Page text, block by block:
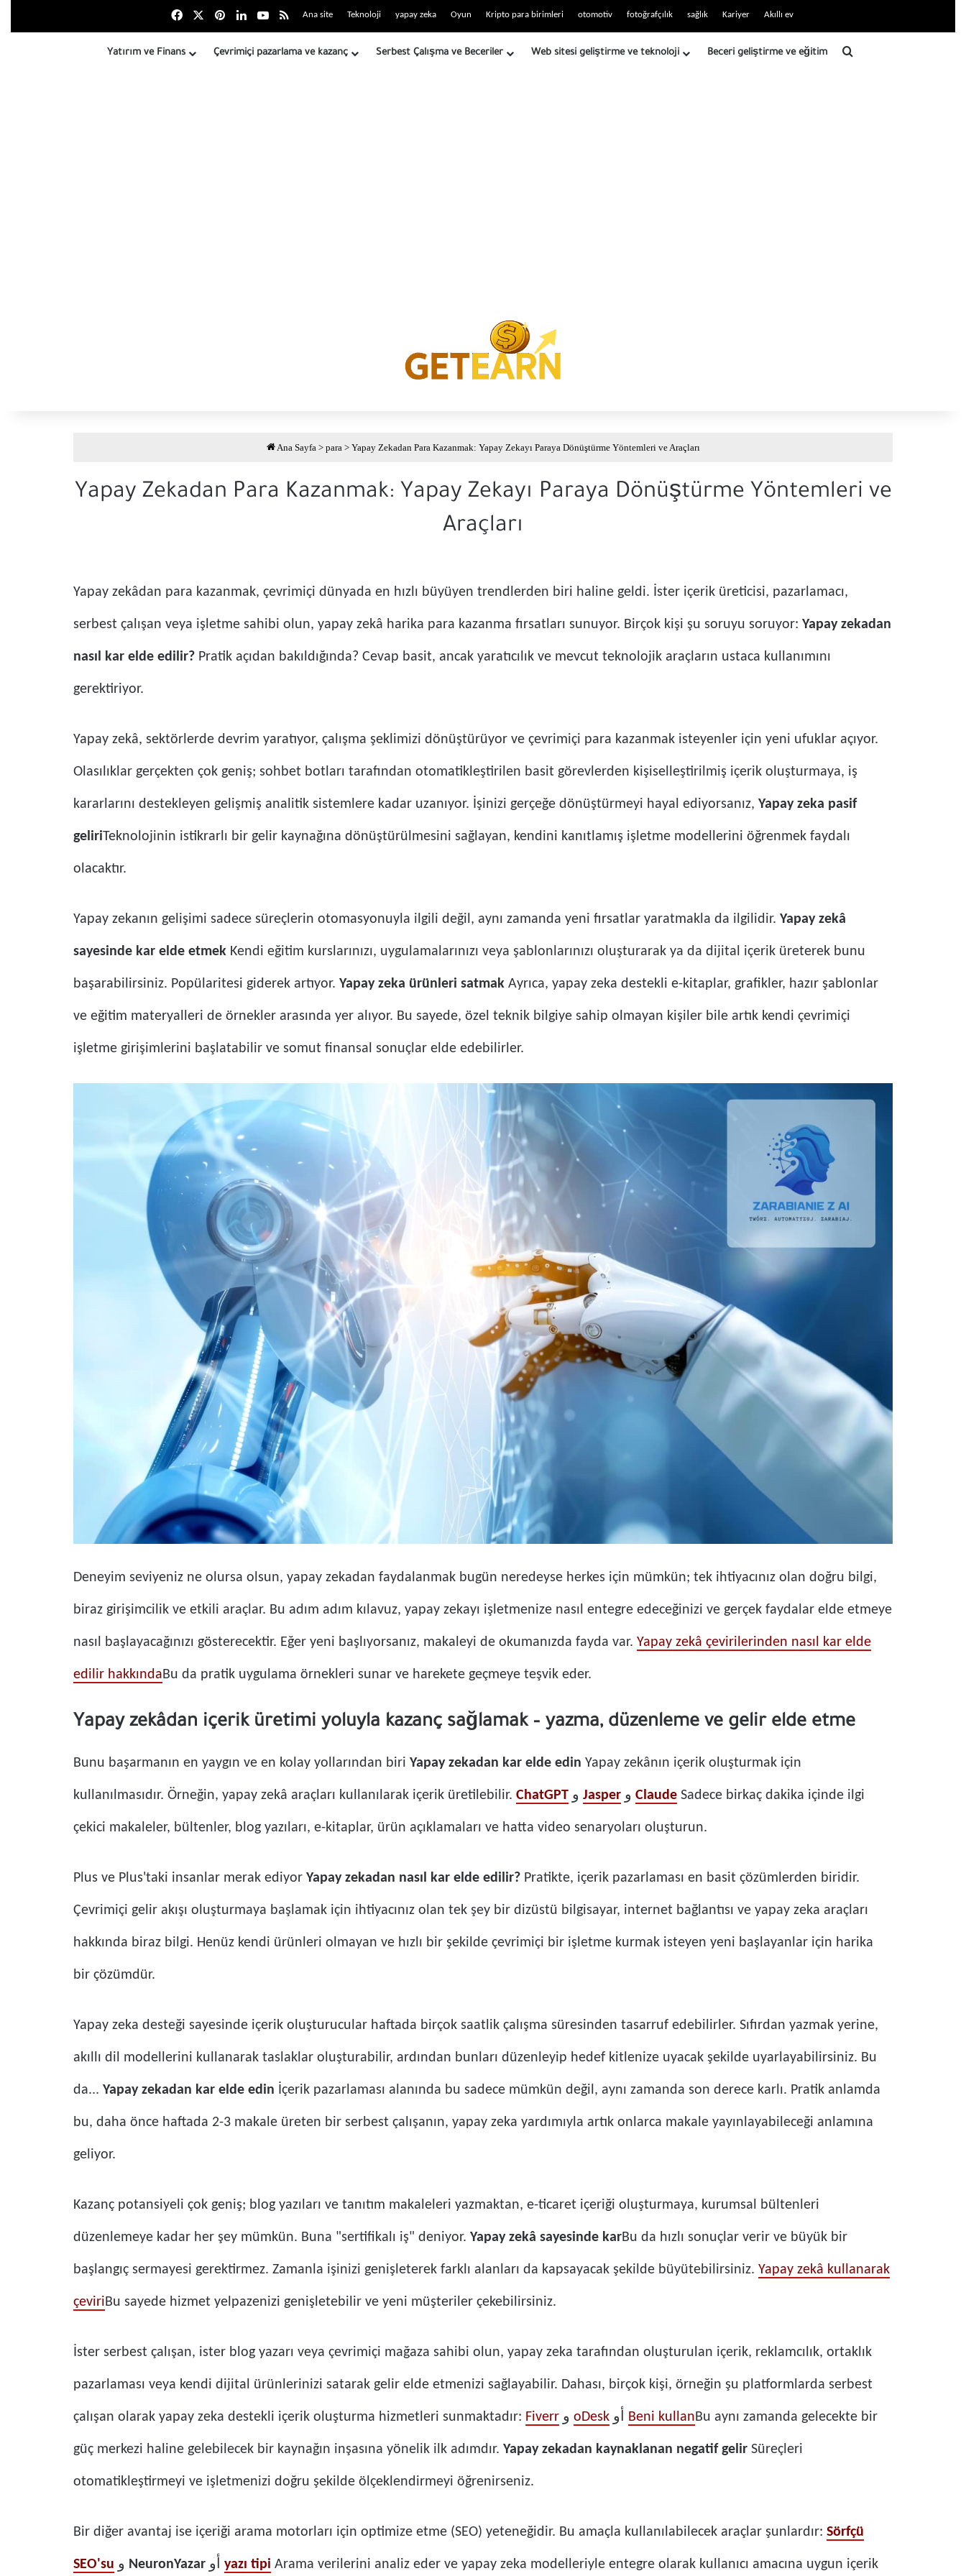
Facebookبينتيريست
LinkedInYoutubeSite Özeti RSS'si
Ana site Teknoloji yapay zeka Oyun Kripto para birimleri otomotiv fotoğrafçılık sağlık Kariyer Akıllı ev
Yatırım ve Finans Çevrimiçi pazarlama ve kazanç Serbest Çalışma ve Beceriler Web sitesi geliştirme ve teknoloji Beceri geliştirme ve eğitim
Ana Sayfa > para > Yapay Zekadan Para Kazanmak: Yapay Zekayı Paraya Dönüştürme Yöntemleri ve Araçları
Yapay Zekadan Para Kazanmak: Yapay Zekayı Paraya Dönüştürme Yöntemleri ve
Araçları
Yapay zekâdan para kazanmak, çevrimiçi dünyada en hızlı büyüyen trendlerden biri haline geldi. İster içerik üreticisi, pazarlamacı,
serbest çalışan veya işletme sahibi olun, yapay zekâ harika para kazanma fırsatları sunuyor. Birçok kişi şu soruyu soruyor: Yapay zekadan
nasıl kar elde edilir? Pratik açıdan bakıldığında? Cevap basit, ancak yaratıcılık ve mevcut teknolojik araçların ustaca kullanımını
gerektiriyor.
Yapay zekâ, sektörlerde devrim yaratıyor, çalışma şeklimizi dönüştürüyor ve çevrimiçi para kazanmak isteyenler için yeni ufuklar açıyor.
Olasılıklar gerçekten çok geniş; sohbet botları tarafından otomatikleştirilen basit görevlerden kişiselleştirilmiş içerik oluşturmaya, iş
kararlarını destekleyen gelişmiş analitik sistemlere kadar uzanıyor. İşinizi gerçeğe dönüştürmeyi hayal ediyorsanız, Yapay zeka pasif
geliriTeknolojinin istikrarlı bir gelir kaynağına dönüştürülmesini sağlayan, kendini kanıtlamış işletme modellerini öğrenmek faydalı
olacaktır.
Yapay zekanın gelişimi sadece süreçlerin otomasyonuyla ilgili değil, aynı zamanda yeni fırsatlar yaratmakla da ilgilidir. Yapay zekâ
sayesinde kar elde etmek Kendi eğitim kurslarınızı, uygulamalarınızı veya şablonlarınızı oluşturarak ya da dijital içerik üreterek bunu
başarabilirsiniz. Popülaritesi giderek artıyor. Yapay zeka ürünleri satmak Ayrıca, yapay zeka destekli e-kitaplar, grafikler, hazır şablonlar
ve eğitim materyalleri de örnekler arasında yer alıyor. Bu sayede, özel teknik bilgiye sahip olmayan kişiler bile artık kendi çevrimiçi
işletme girişimlerini başlatabilir ve somut finansal sonuçlar elde edebilirler.
Deneyim seviyeniz ne olursa olsun, yapay zekadan faydalanmak bugün neredeyse herkes için mümkün; tek ihtiyacınız olan doğru bilgi,
biraz girişimcilik ve etkili araçlar. Bu adım adım kılavuz, yapay zekayı işletmenize nasıl entegre edeceğinizi ve gerçek faydalar elde etmeye
nasıl başlayacağınızı gösterecektir. Eğer yeni başlıyorsanız, makaleyi de okumanızda fayda var. Yapay zekâ çevirilerinden nasıl kar elde
edilir hakkındaBu da pratik uygulama örnekleri sunar ve harekete geçmeye teşvik eder.
Yapay zekâdan içerik üretimi yoluyla kazanç sağlamak – yazma, düzenleme ve gelir elde etme
Bunu başarmanın en yaygın ve en kolay yollarından biri Yapay zekadan kar elde edin Yapay zekânın içerik oluşturmak için
kullanılmasıdır. Örneğin, yapay zekâ araçları kullanılarak içerik üretilebilir. ChatGPT Jasper Claude Sadece birkaç dakika içinde ilgi
çekici makaleler, bültenler, blog yazıları, e-kitaplar, ürün açıklamaları ve hatta video senaryoları oluşturun.
Plus ve Plus'taki insanlar merak ediyor Yapay zekadan nasıl kar elde edilir? Pratikte, içerik pazarlaması en basit çözümlerden biridir.
Çevrimiçi gelir akışı oluşturmaya başlamak için ihtiyacınız olan tek şey bir dizüstü bilgisayar, internet bağlantısı ve yapay zeka araçları
hakkında biraz bilgi. Henüz kendi ürünleri olmayan ve hızlı bir şekilde çevrimiçi bir işletme kurmak isteyen yeni başlayanlar için harika
bir çözümdür.
Yapay zeka desteği sayesinde içerik oluşturucular haftada birçok saatlik çalışma süresinden tasarruf edebilirler. Sıfırdan yazmak yerine,
akıllı dil modellerini kullanarak taslaklar oluşturabilir, ardından bunları düzenleyip hedef kitlenize uyacak şekilde uyarlayabilirsiniz. Bu
da... Yapay zekadan kar elde edin İçerik pazarlaması alanında bu sadece mümkün değil, aynı zamanda son derece karlı. Pratik anlamda
bu, daha önce haftada 2-3 makale üreten bir serbest çalışanın, yapay zeka yardımıyla artık onlarca makale yayınlayabileceği anlamına
geliyor.
Kazanç potansiyeli çok geniş; blog yazıları ve tanıtım makaleleri yazmaktan, e-ticaret içeriği oluşturmaya, kurumsal bültenleri
düzenlemeye kadar her şey mümkün. Buna "sertifikalı iş" deniyor. Yapay zekâ sayesinde karBu da hızlı sonuçlar verir ve büyük bir
başlangıç ​​sermayesi gerektirmez. Zamanla işinizi genişleterek farklı alanları da kapsayacak şekilde büyütebilirsiniz. Yapay zekâ kullanarak
çeviriBu sayede hizmet yelpazenizi genişletebilir ve yeni müşteriler çekebilirsiniz.
İster serbest çalışan, ister blog yazarı veya çevrimiçi mağaza sahibi olun, yapay zeka tarafından oluşturulan içerik, reklamcılık, ortaklık
pazarlaması veya kendi dijital ürünlerinizi satarak gelir elde etmenizi sağlayabilir. Dahası, birçok kişi, örneğin şu platformlarda serbest
çalışan olarak yapay zeka destekli içerik oluşturma hizmetleri sunmaktadır: Fiverr oDesk Beni kullanBu aynı zamanda gelecekte bir
güç merkezi haline gelebilecek bir kaynağın inşasına yönelik ilk adımdır. Yapay zekadan kaynaklanan negatif gelir Süreçleri
otomatikleştirmeyi ve işletmenizi doğru şekilde ölçeklendirmeyi öğrenirseniz.
Bir diğer avantaj ise içeriği arama motorları için optimize etme (SEO) yeteneğidir. Bu amaçla kullanılabilecek araçlar şunlardır: Sörfçü
SEO'su NeuronYazar yazı tipi Arama verilerini analiz eder ve yapay zeka modelleriyle entegre olarak kullanıcı amacına uygun içerik